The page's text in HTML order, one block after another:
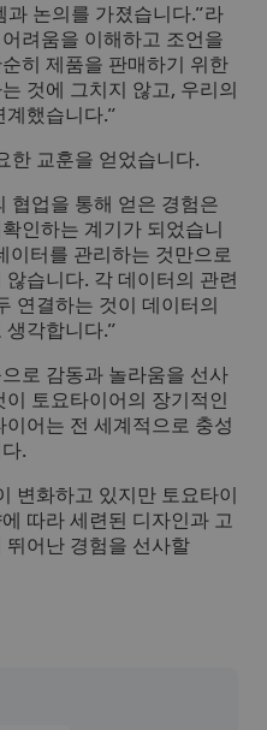
과 논의를 가졌습니다.”라
려움을 이해하고 조언을
히 제품을 판매하기 위한
것에 그치지 않고, 우리의
계했습니다.”
한 교훈을 얻었습니다.
협업을 통해 얻은 경험은
인하는 계기가 되었습니
이터를 관리하는 것만으로
습니다. 각 데이터의 관련
연결하는 것이 데이터의
생각합니다.”
로 감동과 놀라움을 선사
토요타이어의 장기적인
어는 전 세계적으로 충성
.
변화하고 있지만 토요타이
따라 세련된 디자인과 고
뛰어난 경험을 선사할